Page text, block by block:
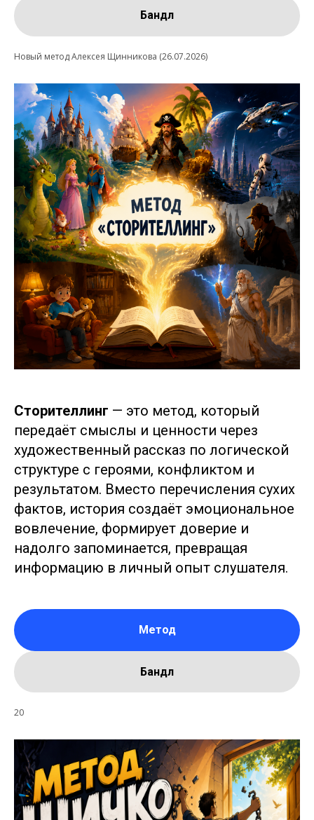
Бандл
Новый метод Алексея Щинникова (26.07.2026)
Сторителлинг — это метод, который
передаёт смыслы и ценности через
художественный рассказ по логической
структуре с героями, конфликтом и
результатом. Вместо перечисления сухих
фактов, история создаёт эмоциональное
вовлечение, формирует доверие и
надолго запоминается, превращая
информацию в личный опыт слушателя.
Метод
Бандл
20